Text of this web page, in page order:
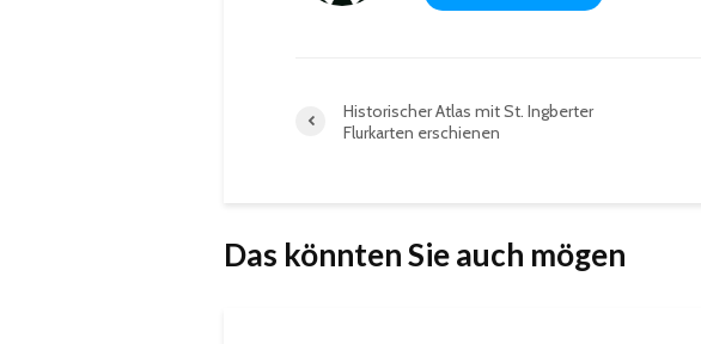
Historischer Atlas mit St. Ingberter
Flurkarten erschienen
Das könnten Sie auch mögen